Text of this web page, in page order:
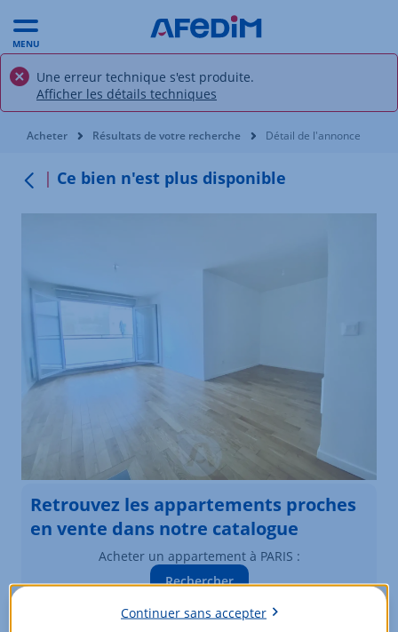
MENU
Une erreur technique s'est produite.
Afficher les détails techniques
Vous êtes ici:
Acheter Résultats de votre recherche Détail de l'annonce
Ce bien n'est plus disponible
Retrouvez les appartements proches
en vente dans notre catalogue
Acheter un appartement à PARIS :
Rechercher
Vous souhaitez modifier vos critères de recherche ?
Plus de critères
Continuer sans accepter